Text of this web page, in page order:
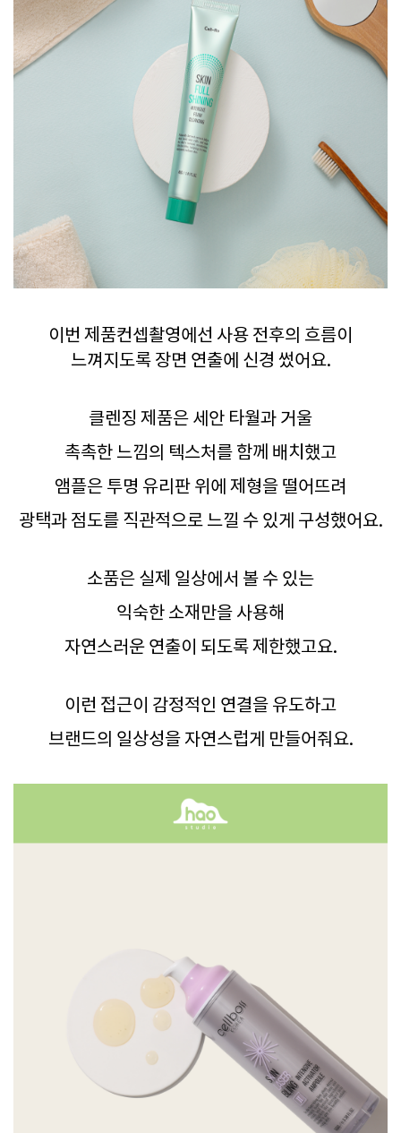
이번 제품컨셉촬영에선 사용 전후의 흐름이
느껴지도록 장면 연출에 신경 썼어요.
클렌징 제품은 세안 타월과 거울
촉촉한 느낌의 텍스처를 함께 배치했고
앰플은 투명 유리판 위에 제형을 떨어뜨려
광택과 점도를 직관적으로 느낄 수 있게 구성했어요.
소품은 실제 일상에서 볼 수 있는
익숙한 소재만을 사용해
자연스러운 연출이 되도록 제한했고요.
이런 접근이 감정적인 연결을 유도하고
브랜드의 일상성을 자연스럽게 만들어줘요.